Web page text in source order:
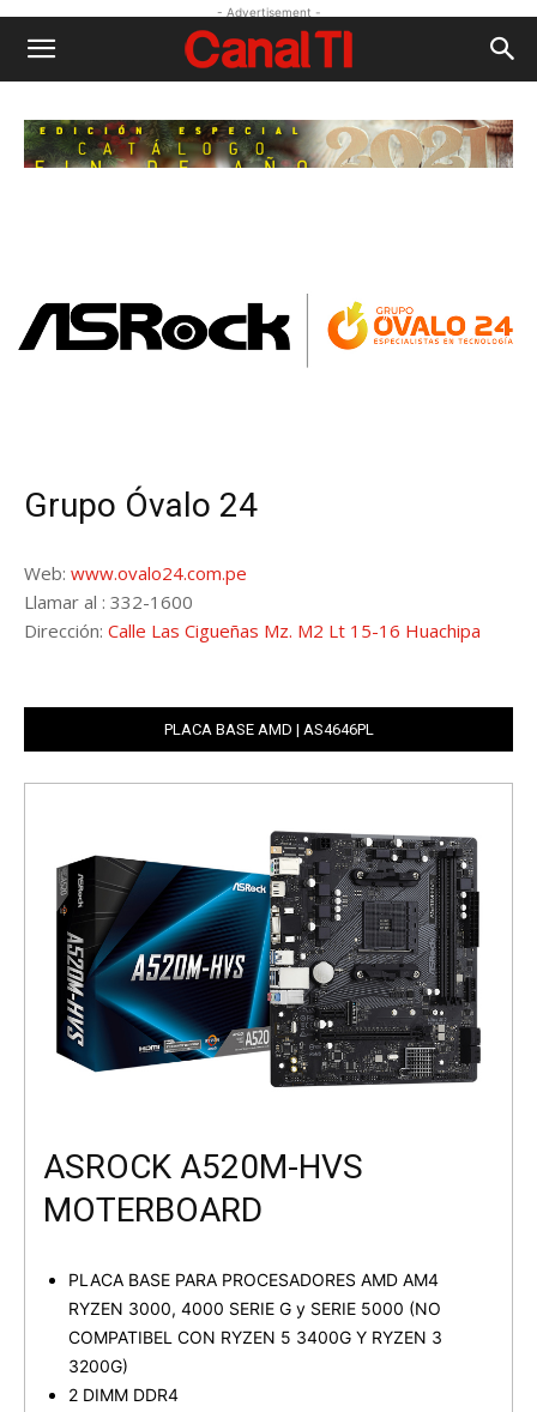
- Advertisement -
Grupo Óvalo 24
Web: www.ovalo24.com.pe
Llamar al : 332-1600
Dirección: Calle Las Cigueñas Mz. M2 Lt 15-16 Huachipa
PLACA BASE AMD | AS4646PL
ASROCK A520M-HVS
MOTERBOARD
PLACA BASE PARA PROCESADORES AMD AM4
RYZEN 3000, 4000 SERIE G y SERIE 5000 (NO
COMPATIBEL CON RYZEN 5 3400G Y RYZEN 3
3200G)
2 DIMM DDR4